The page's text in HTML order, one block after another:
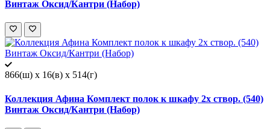
Винтаж Оксид/Кантри (Набор)
866(ш) x 16(в) x 514(г)
Коллекция Афина Комплект полок к шкафу 2х створ. (540)
Винтаж Оксид/Кантри (Набор)